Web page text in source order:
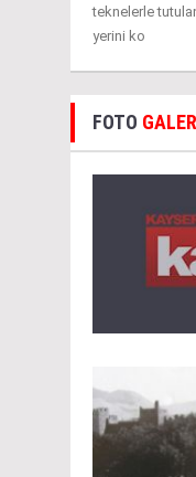
teknelerle
yerini ko
FOTO